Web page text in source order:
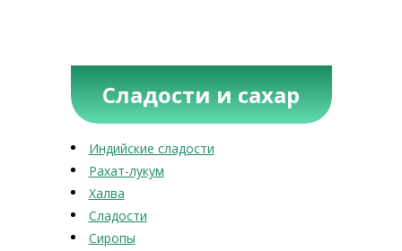
Сладости и сахар
Индийские сладости
Рахат-лукум
Халва
Сладости
Сиропы